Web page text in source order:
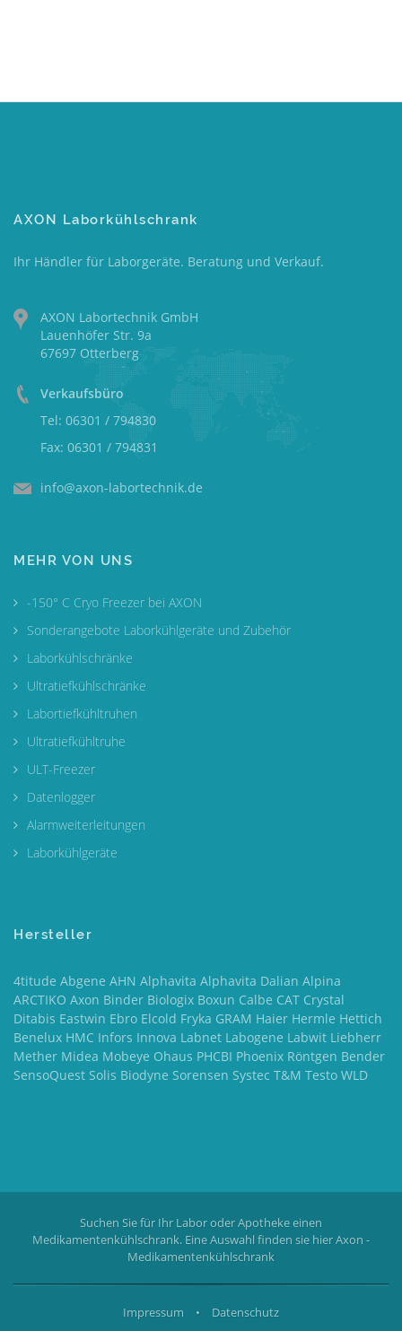
AXON Laborkühlschrank
Ihr Händler für Laborgeräte. Beratung und Verkauf.
AXON Labortechnik GmbH
Lauenhöfer Str. 9a
67697 Otterberg
Verkaufsbüro
Tel: 06301 / 794830
Fax: 06301 / 794831
info@axon-labortechnik.de
MEHR VON UNS
-150° C Cryo Freezer bei AXON
Sonderangebote Laborkühlgeräte und Zubehör
Laborkühlschränke
Ultratiefkühlschränke
Labortiefkühltruhen
Ultratiefkühltruhe
ULT-Freezer
Datenlogger
Alarmweiterleitungen
Laborkühlgeräte
Hersteller
4titude Abgene AHN Alphavita Alphavita Dalian Alpina
ARCTIKO Axon Binder Biologix Boxun Calbe CAT Crystal
Ditabis Eastwin Ebro Elcold Fryka GRAM Haier Hermle Hettich
Benelux HMC Infors Innova Labnet Labogene Labwit Liebherr
Mether Midea Mobeye Ohaus PHCBI Phoenix Röntgen Bender
SensoQuest Solis Biodyne Sorensen Systec T&M Testo WLD
Suchen Sie für Ihr Labor oder Apotheke einen
Medikamentenkühlschrank. Eine Auswahl finden sie hierAxon -
Medikamentenkühlschrank
Impressum • Datenschutz